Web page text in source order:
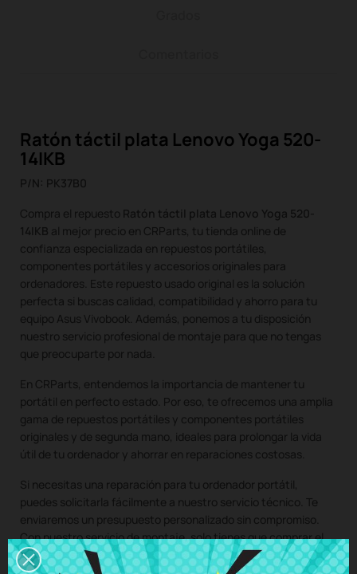
Ratón táctil plata Lenovo Yoga 520-
14IKB
P/N: PK37B0
Compra el repuesto Ratón táctil plata Lenovo Yoga 520-
14IKB al mejor precio en CRParts, tu tienda online de
confianza especializada en repuestos portátiles,
componentes portátiles y accesorios originales para
ordenadores. Este repuesto usado original es la solución
perfecta si buscas calidad, compatibilidad y ahorro para tu
equipo Asus Vivobook. Además, ponemos a tu disposición
nuestro servicio profesional de montaje para que no tengas
que preocuparte por nada.
En CRParts, entendemos la importancia de mantener tu
portátil en perfecto estado. Por eso, te ofrecemos una amplia
gama de repuestos portátiles y componentes portátiles
originales y de segunda mano, ideales para prolongar la vida
útil de tu ordenador y ahorrar en reparaciones costosas.
Si necesitas una reparación para tu ordenador portátil,
puedes solicitarla fácilmente a nuestro servicio técnico. Te
enviaremos un presupuesto personalizado sin compromiso.
Con nuestro servicio de montaje, solo tienes que comprar el
repuesto para tu portátil, nos encargamos de recoger tu